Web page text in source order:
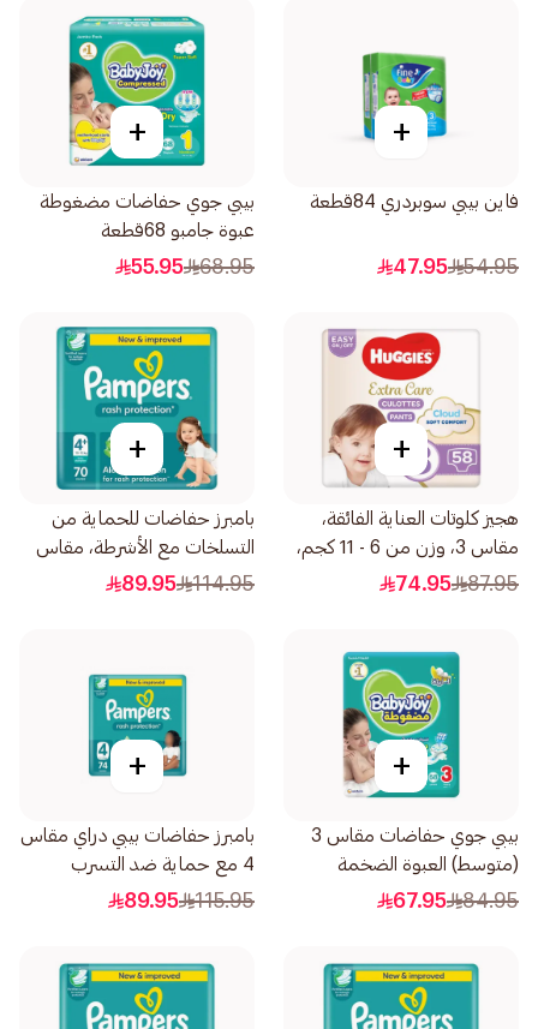
+
فاين بيبي سوبردري 84قطعة
54.95
47.95
+
بيبي جوي حفاضات مضغوطة
عبوة جامبو 68قطعة
68.95
55.95
+
هجيز كلوتات العناية الفائقة،
مقاس 3، وزن من 6 - 11 كجم،
عبوة جامبو تحتوي على
87.95
74.95
+
بامبرز حفاضات للحماية من
التسلخات مع الأشرطة، مقاس
+4، 10-15 70قطعة
114.95
89.95
+
بيبي جوي حفاضات مقاس 3
(متوسط) العبوة الضخمة
68قطعة
84.95
67.95
+
بامبرز حفاضات بيبي دراي مقاس
4 مع حماية ضد التسرب
76قطعة
115.95
89.95